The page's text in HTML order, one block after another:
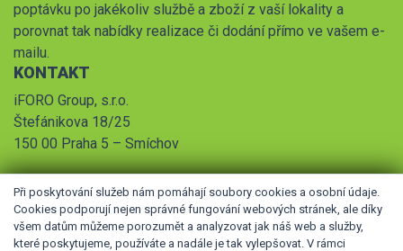
poptávku po jakékoliv službě a zboží z vaší lokality a
porovnat tak nabídky realizace či dodání přímo ve vašem e-
mailu.
KONTAKT
iFORO Group, s.r.o.
Štefánikova 18/25
150 00 Praha 5 – Smíchov
Při poskytování služeb nám pomáhají soubory cookies a osobní údaje.
Cookies podporují nejen správné fungování webových stránek, ale díky
všem datům můžeme porozumět a analyzovat jak náš web a služby,
které poskytujeme, používáte a nadále je tak vylepšovat. V rámci